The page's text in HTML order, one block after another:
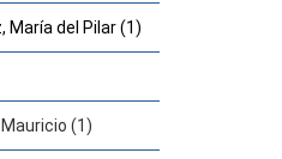
María del Pilar (1)
(1)